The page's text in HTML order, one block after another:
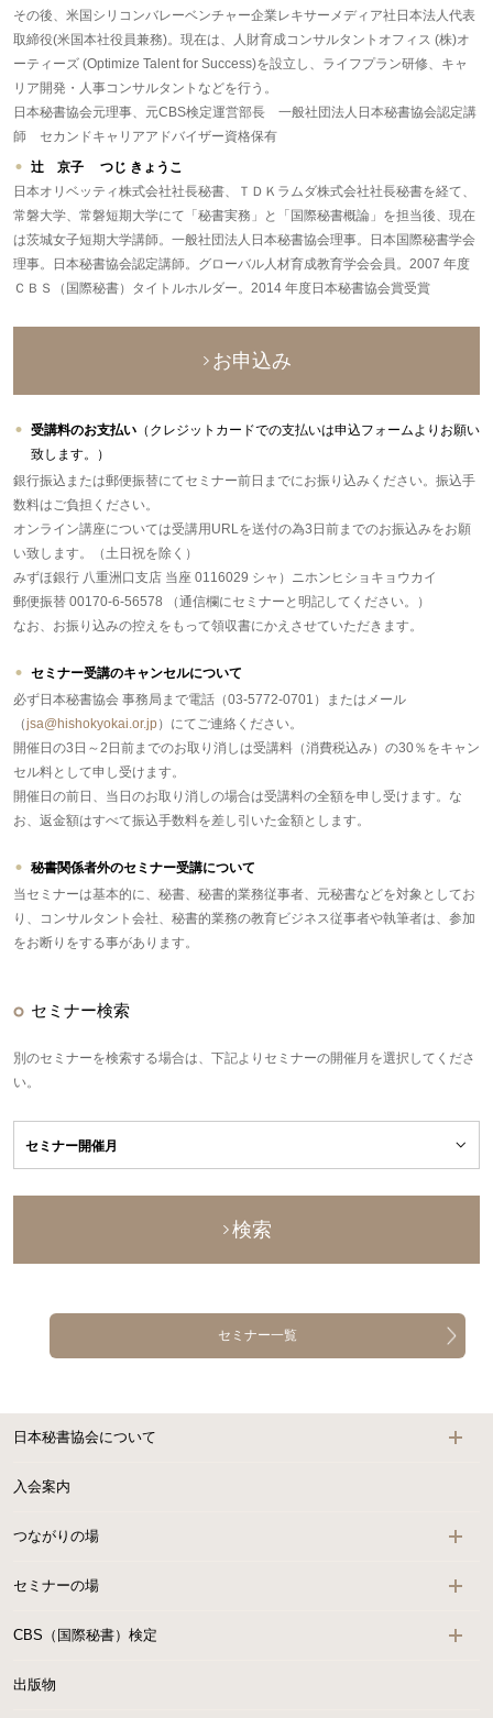
その後、米国シリコンバレーベンチャー企業レキサーメディア社日本法人代表
取締役(米国本社役員兼務)。現在は、人財育成コンサルタントオフィス (株)オ
ーティーズ (Optimize Talent for Success)を設立し、ライフプラン研修、キャ
リア開発・人事コンサルタントなどを行う。
日本秘書協会元理事、元CBS検定運営部長 一般社団法人日本秘書協会認定講
師 セカンドキャリアアドバイザー資格保有
辻 京子 つじ きょうこ
日本オリベッティ株式会社社長秘書、ＴＤＫラムダ株式会社社長秘書を経て、
常磐大学、常磐短期大学にて「秘書実務」と「国際秘書概論」を担当後、現在
は茨城女子短期大学講師。一般社団法人日本秘書協会理事。日本国際秘書学会
理事。日本秘書協会認定講師。グローバル人材育成教育学会会員。2007 年度
ＣＢＳ（国際秘書）タイトルホルダー。2014 年度日本秘書協会賞受賞
お申込み
受講料のお支払い （クレジットカードでの支払いは申込フォームよりお願い
致します。）
銀行振込または郵便振替にてセミナー前日までにお振り込みください。振込手
数料はご負担ください。
オンライン講座については受講用URLを送付の為3日前までのお振込みをお願
い致します。（土日祝を除く）
みずほ銀行 八重洲口支店 当座 0116029 シャ）ニホンヒショキョウカイ
郵便振替 00170-6-56578 （通信欄にセミナーと明記してください。）
なお、お振り込みの控えをもって領収書にかえさせていただきます。
セミナー受講のキャンセルについて
必ず日本秘書協会 事務局まで電話（03-5772-0701）またはメール
（jsa@hishokyokai.or.jp）にてご連絡ください。
開催日の3日～2日前までのお取り消しは受講料（消費税込み）の30％をキャン
セル料として申し受けます。
開催日の前日、当日のお取り消しの場合は受講料の全額を申し受けます。な
お、返金額はすべて振込手数料を差し引いた金額とします。
秘書関係者外のセミナー受講について
当セミナーは基本的に、秘書、秘書的業務従事者、元秘書などを対象としてお
り、コンサルタント会社、秘書的業務の教育ビジネス従事者や執筆者は、参加
をお断りをする事があります。
セミナー検索
別のセミナーを検索する場合は、下記よりセミナーの開催月を選択してくださ
い。
検索
セミナー一覧
日本秘書協会について
入会案内
つながりの場
セミナーの場
CBS（国際秘書）検定
出版物